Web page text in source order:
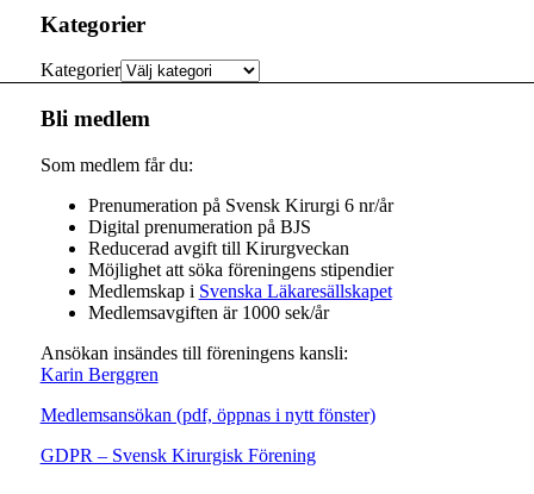
Kategorier
Kategorier
Bli medlem
Som medlem får du:
Prenumeration på Svensk Kirurgi 6 nr/år
Digital prenumeration på BJS
Reducerad avgift till Kirurgveckan
Möjlighet att söka föreningens stipendier
Medlemskap i Svenska Läkaresällskapet
Medlemsavgiften är 1000 sek/år
Ansökan insändes till föreningens kansli:
Karin Berggren
Medlemsansökan (pdf, öppnas i nytt fönster)
GDPR – Svensk Kirurgisk Förening